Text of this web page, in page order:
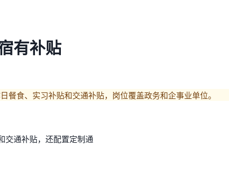
有补贴
食、实习补贴和交通补贴，岗位覆盖政务和企事业单位。
交通补贴，还配置定制通